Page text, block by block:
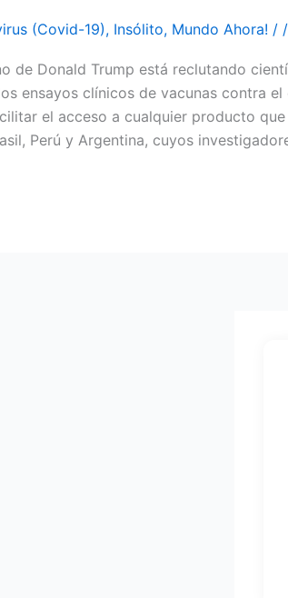
(Covid-19), Insólito, Mundo Ahora! / /
de Donald Trump está reclutando
ensayos clínicos de vacunas contra
el acceso a cualquier producto
Perú y Argentina, cuyos